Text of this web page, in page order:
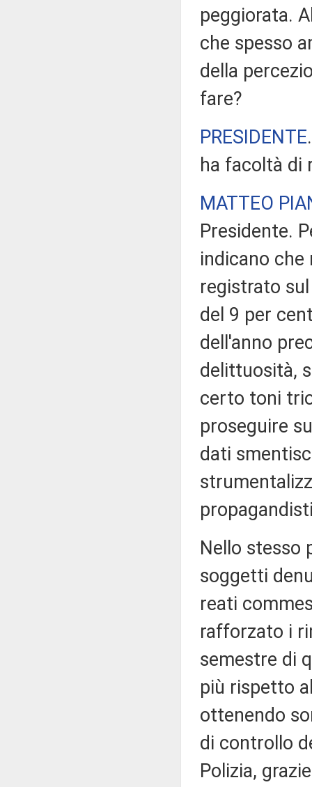
peggiorata.
che spesso
della
fare?
PRESIDENTE
ha facoltà di
MATTEO
Presidente.
indicano che
registrato
del 9 per
dell'anno
delittuosità,
certo toni
proseguire
dati
Nello stesso
soggetti
reati
rafforzato i
semestre di
più rispetto
ottenendo
di controllo
Polizia,